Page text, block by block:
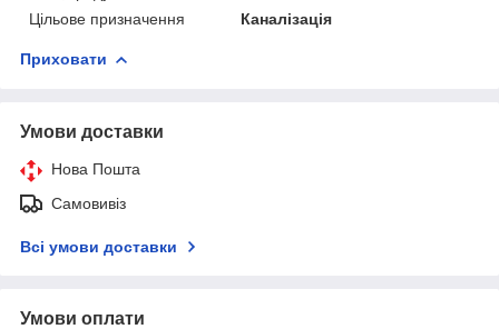
Цільове призначення
Каналізація
Приховати
Умови доставки
Нова Пошта
Самовивіз
Всі умови доставки
Умови оплати